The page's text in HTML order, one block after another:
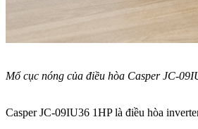
Mổ cục nóng của điều hòa Casper JC-
Casper JC-09IU36 1HP là điều hòa